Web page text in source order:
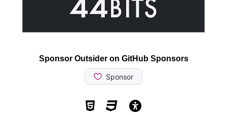
Sponsor Outsider on GitHub Sponsors
Valid HTML5
Valid CSS
WCAG 2.1 AA